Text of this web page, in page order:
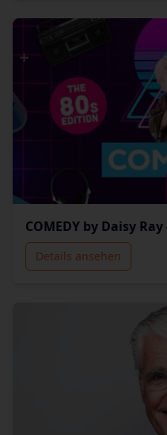
COMEDY by Daisy
Details ansehen